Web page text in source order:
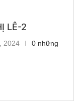
LÊ-2
2024
0 những